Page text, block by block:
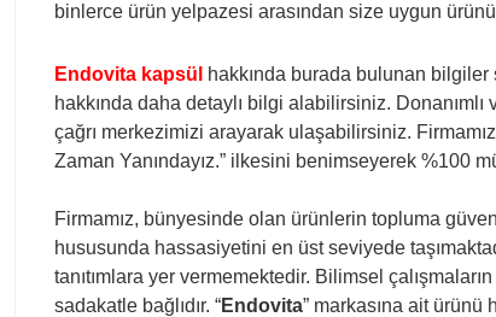
binlerce ürün yelpazesi arasından size uygun
Endovita kapsül hakkında burada bulunan bilgiler
hakkında daha detaylı bilgi alabilirsiniz.
çağrı merkezimizi arayarak ulaşabilirsiniz.
Zaman Yanındayız.” ilkesini benimseyerek %100
Firmamız, bünyesinde olan ürünlerin topluma
hususunda hassasiyetini en üst seviyede
tanıtımlara yer vermemektedir. Bilimsel
sadakatle bağlıdır. “Endovita” markasına ait ürünü